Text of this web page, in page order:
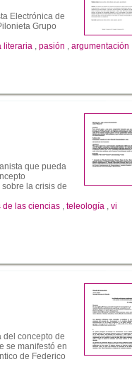
Electrónica de
Grupo
literaria , pasión , argumentación
que pueda
la crisis de
de las ciencias , teleología , vi
del concepto de
se manifestó en
de Federico